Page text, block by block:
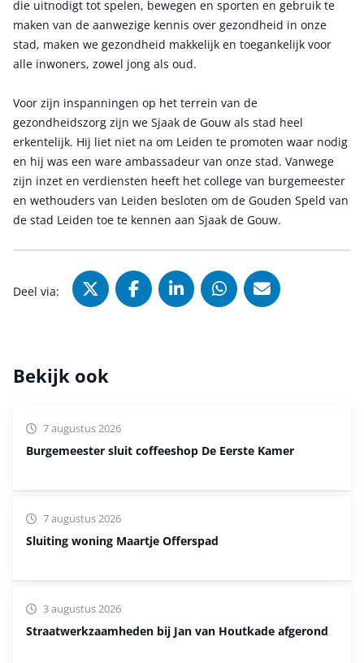
die uitnodigt tot spelen, bewegen en sporten en gebruik te
maken van de aanwezige kennis over gezondheid in onze
stad, maken we gezondheid makkelijk en toegankelijk voor
alle inwoners, zowel jong als oud.
Voor zijn inspanningen op het terrein van de
gezondheidszorg zijn we Sjaak de Gouw als stad heel
erkentelijk. Hij liet niet na om Leiden te promoten waar nodig
en hij was een ware ambassadeur van onze stad. Vanwege
zijn inzet en verdiensten heeft het college van burgemeester
en wethouders van Leiden besloten om de Gouden Speld van
de stad Leiden toe te kennen aan Sjaak de Gouw.
Deel via: Deel via X (Twitter), opent in
Deel via Facebook, opent
Deel via LinkedIn,
Deel viaDeel via
Bekijk ook
Burgemeester sluit coffeeshop De Eerste Kamer
7 augustus 2026
Sluiting woning Maartje Offerspad
7 augustus 2026
Straatwerkzaamheden bij Jan van Houtkade afgerond
3 augustus 2026